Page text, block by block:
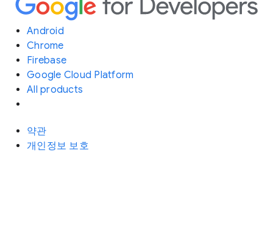
Android
Chrome
Firebase
Google Cloud Platform
All products
약관
개인정보 보호